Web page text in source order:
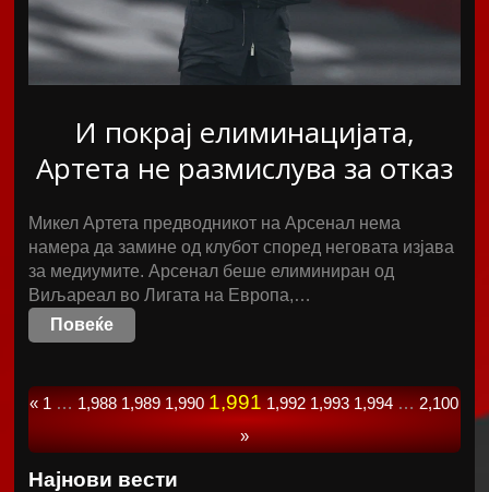
И покрај елиминацијата,
Артета не размислува за отказ
Микел Артета предводникот на Арсенал нема
намера да замине од клубот според неговата изјава
за медиумите. Арсенал беше елиминиран од
Виљареал во Лигата на Европа,…
Повеќе
« 1 … 1,988 1,989 1,990 1,991 1,992 1,993 1,994 … 2,100
»
Најнови вести